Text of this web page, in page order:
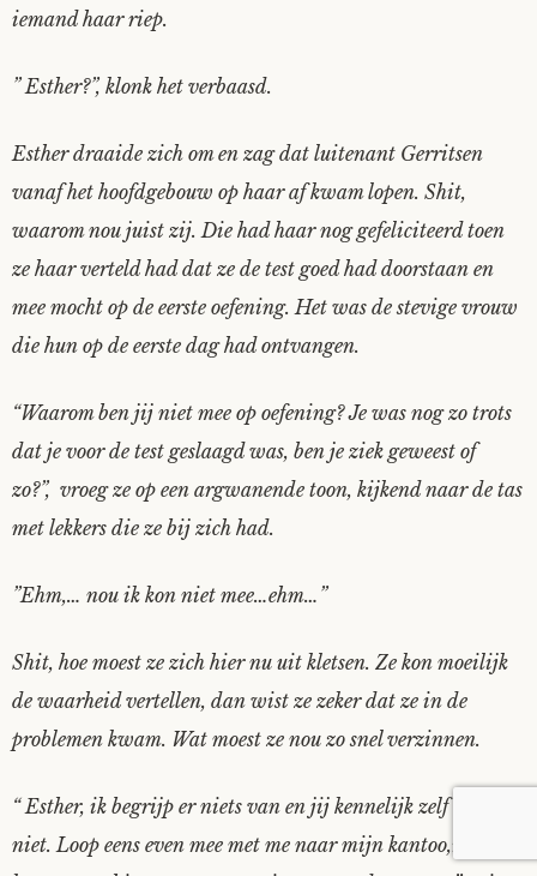
iemand haar riep.
” Esther?”, klonk het verbaasd.
Esther draaide zich om en zag dat luitenant Gerritsen
vanaf het hoofdgebouw op haar af kwam lopen. Shit,
waarom nou juist zij. Die had haar nog gefeliciteerd toen
ze haar verteld had dat ze de test goed had doorstaan en
mee mocht op de eerste oefening. Het was de stevige vrouw
die hun op de eerste dag had ontvangen.
“Waarom ben jij niet mee op oefening? Je was nog zo trots
dat je voor de test geslaagd was, ben je ziek geweest of
zo?”, vroeg ze op een argwanende toon, kijkend naar de tas
met lekkers die ze bij zich had.
”Ehm,… nou ik kon niet mee…ehm…”
Shit, hoe moest ze zich hier nu uit kletsen. Ze kon moeilijk
de waarheid vertellen, dan wist ze zeker dat ze in de
problemen kwam. Wat moest ze nou zo snel verzinnen.
“ Esther, ik begrijp er niets van en jij kennelijk zelf ook
niet. Loop eens even mee met me naar mijn kantoo,r dan